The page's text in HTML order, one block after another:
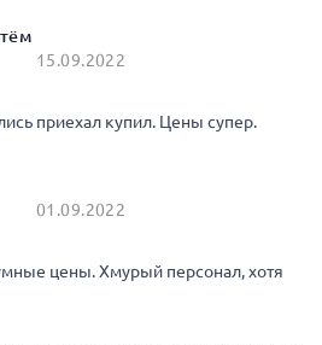
15.09.2022
приехал купил. Цены супер.
01.09.2022
цены. Хмурый персонал, хотя